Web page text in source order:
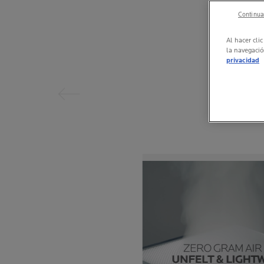
Al hacer clic
la
privacidad